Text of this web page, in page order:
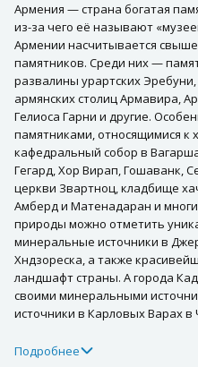
Армения — страна богатая
из-за чего её называют
Армении насчитывается
памятников. Среди них —
развалины урартских
армянских столиц Армавира,
Гелиоса Гарни и другие.
памятниками, относящимися к
кафедральный собор в
Гегард, Хор Вирап, Гошаванк,
церкви Звартноц, кладбище
Амберд и Матенадаран и
природы можно отметить
минеральные источники в
Хндзореска, а также
ландшафт страны. А города
своими минеральными
источники в Карловых Варах в
Подробнее